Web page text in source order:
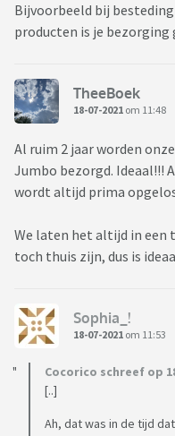
Bijvoorbeeld bij
producten is je bezorging
TheeBoek
18-07-2021 om 11:48
Al ruim 2 jaar worden
Jumbo bezorgd. Ideaal!!!
wordt altijd prima
We laten het altijd in een
toch thuis zijn, dus is
Sophia_!
18-07-2021 om 11:53
Cocorico schreef op
[..]
Ah, dat was in de tijd